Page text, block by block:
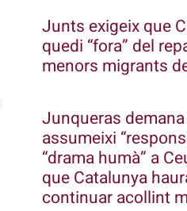
Junts exigeix que
quedi “fora” del
menors migrants
Junqueras demana
assumeixi
“drama humà” a
que Catalunya
continuar acollint